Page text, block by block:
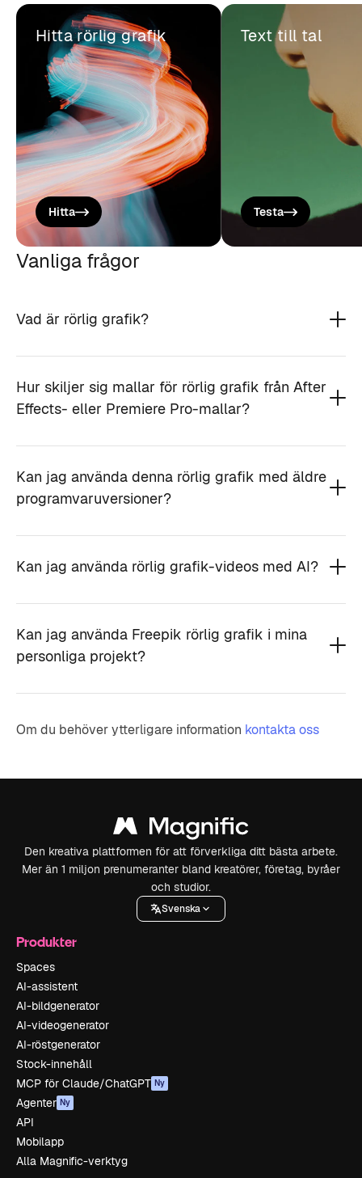
Hitta rörlig grafik
Hitta
Text till tal
Testa
Vanliga frågor
Vad är rörlig grafik?
Hur skiljer sig mallar för rörlig grafik från After
Effects- eller Premiere Pro-mallar?
Kan jag använda denna rörlig grafik med äldre
programvaruversioner?
Kan jag använda rörlig grafik-videos med AI?
Kan jag använda Freepik rörlig grafik i mina
personliga projekt?
Om du behöver ytterligare information kontakta oss
Den kreativa plattformen för att förverkliga ditt bästa arbete.
Mer än 1 miljon prenumeranter bland kreatörer, företag, byråer
och studior.
Svenska
Produkter
Spaces
AI-assistent
AI-bildgenerator
AI-videogenerator
AI-röstgenerator
Stock-innehåll
MCP för Claude/ChatGPT Ny
Agenter Ny
API
Mobilapp
Alla Magnific-verktyg